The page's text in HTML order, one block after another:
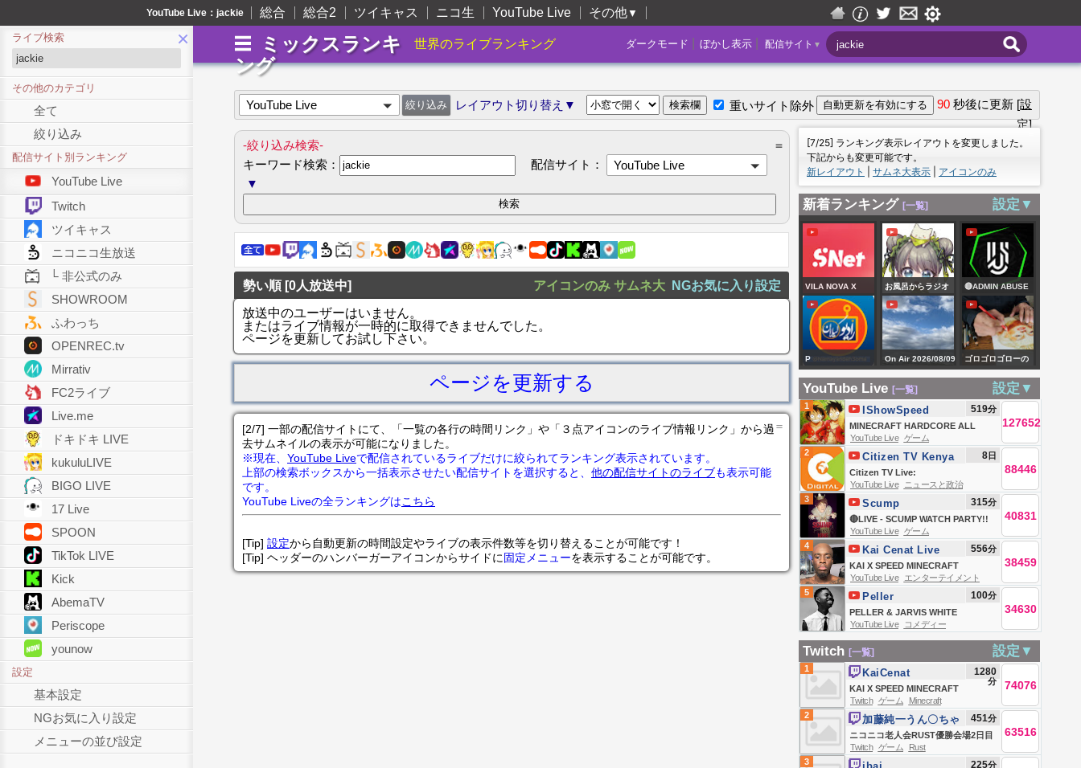
YouTube Live：jackie 総合 総合2 ツイキャス ニコ生 YouTube Live その他▼
ミックスランキ
ング
世界のライブランキング 配信サイト ▼
ぼかし表示
ダークモード
×
ライブ検索
その他のカテゴリ
全て
絞り込み
配信サイト別ランキング
YouTube Live
Twitch
ツイキャス
ニコニコ生放送
└ 非公式のみ
SHOWROOM
ふわっち
OPENREC.tv
Mirrativ
FC2ライブ
Live.me
ドキドキ LIVE
kukuluLIVE
BIGO LIVE
17 Live
SPOON
TikTok LIVE
Kick
AbemaTV
Periscope
younow
設定
基本設定
NGお気に入り設定
メニューの並び設定
YouTube Live レイアウト切り替え▼ 重いサイト除外 90 秒後に更新 [設
定]
-絞り込み検索-
＝
キーワード検索：
配信サイト：
YouTube Live
▼
勢い順 [0人放送中] アイコンのみ サムネ大
NGお気に入り設定
放送中のユーザーはいません。
またはライブ情報が一時的に取得できませんでした。
ページを更新してお試し下さい。
ページを更新する
＝
[2/7] 一部の配信サイトにて、「一覧の各行の時間リンク」や「３点アイコンのライブ情報リンク」から過
去サムネイルの表示が可能になりました。
※現在、 YouTube Liveで配信されているライブだけに絞られてランキング表示されています。
上部の検索ボックスから一括表示させたい配信サイトを選択すると、 他の配信サイトのライブも表示可能
です。
YouTube Liveの全ランキングはこちら
[Tip] 設定から自動更新の時間設定やライブの表示件数等を切り替えることが可能です！
[Tip] ヘッダーのハンバーガーアイコンからサイドに固定メニューを表示することが可能です。
[7/25] ランキング表示レイアウトを変更しました。
下記からも変更可能です。
新レイアウト
サムネ大表示 アイコンのみ
新着ランキング [一覧] 設定▼
VILA NOVA X
SPORT: AO VIVO
E COM IMAGENS |
RODADA 20 |
SÉRIE B
お風呂からラジオ
配信📻(のんびりめ)
🔴ADMIN ABUSE
Steal a Brainrot +
RNG Machine !
P
Behboudi.RadioGilan
On Air 2026/08/09
03:20 東京 多摩丘
陵の空 ライブカメ
ラ #いつでもイマソ
ラ / Tokyo Tama
Hills sky livecam
#ImaSoraAnytime
ゴロゴロゴローの
色鉛筆画チャンネ
ル がライブ配信
YouTube Live [一覧] 設定▼
1
MINECRAFT HARDCORE ALL
BOSSES DAY 2 🍄🔨🧟‍♂️ft. KaiCenat
IShowSpeed 519分
127652
YouTube Live ゲーム
2
Citizen TV Live:
Citizen TV Kenya 8日
88446
YouTube Live
ニュースと政治
3
🔴LIVE - SCUMP WATCH PARTY!!
OpTic GAMING vs FAZE |
ESPORTS WORLD CUP DAY 4
Scump 315分
40831
YouTube Live ゲーム
4
KAI X SPEED MINECRAFT
MARATHON BEATING ALL
BOSSES *HARDCORE* DAY 1
PART 2
Kai Cenat Live 556分
38459
YouTube Live
エンターテイメント
5
PELLER & JARVIS WHITE
WEDDING
Peller 100分
34630
YouTube Live コメディー
Twitch [一覧] 設定▼
1
KAI X SPEED MINECRAFT
MARATHON BEATING ALL
BOSSES *HARDCORE* (Wither,
Warden, Elder Guardian, Ender
Dragon)
KaiCenat 1280
分 74076
Twitch ゲーム
Minecraft
2
ニコニコ老人会RUST優勝会場2日目
夜の部
加藤純一うん〇ちゃ
ん
451分
63516
Twitch ゲーム
Rust
3
225分